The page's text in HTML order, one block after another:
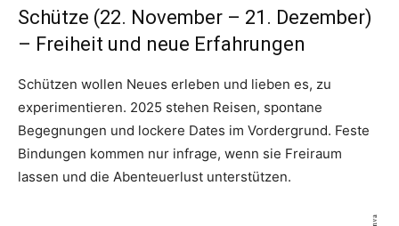
Schütze (22. November – 21. Dezember)
– Freiheit und neue Erfahrungen
Schützen wollen Neues erleben und lieben es, zu
experimentieren. 2025 stehen Reisen, spontane
Begegnungen und lockere Dates im Vordergrund. Feste
Bindungen kommen nur infrage, wenn sie Freiraum
lassen und die Abenteuerlust unterstützen.